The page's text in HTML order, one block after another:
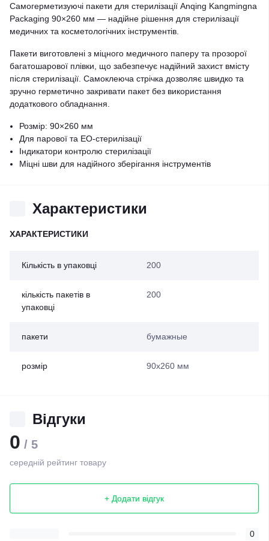
Самогерметизуючі пакети для стерилізації Anqing Kangmingna
Packaging 90×260 мм — надійне рішення для стерилізації
медичних та косметологічних інструментів.
Пакети виготовлені з міцного медичного паперу та прозорої
багатошарової плівки, що забезпечує надійний захист вмісту
після стерилізації. Самоклеюча стрічка дозволяє швидко та
зручно герметично закривати пакет без використання
додаткового обладнання.
Розмір: 90×260 мм
Для парової та EO-стерилізації
Індикатори контролю стерилізації
Міцні шви для надійного зберігання інструментів
Характеристики
ХАРАКТЕРИСТИКИ
Кількість в упаковці 200
кількість пакетів в
упаковці
200
пакети бумажные
розмір 90х260 мм
Відгуки
0 / 5
середній рейтинг товару
+ Додати відгук
0